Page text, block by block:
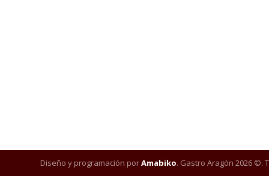
Diseño y programación porAmabiko. Gastro Aragón 2026 ©.